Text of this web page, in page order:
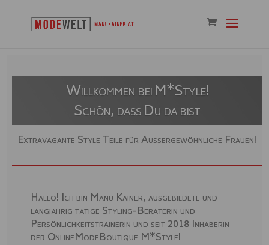
Willkommen bei M*Style!
Schön, dass Du da bist
Extravagante Style Teile für Außergewöhnliche Frauen!
Hallo! Ich bin Manu Kainer, ausgebildete und
langjährig tätige Styling-Beraterin und
Persönlichkeitstrainerin und seit 2018 Inhaberin
der OnlineModeBoutique M*Style!